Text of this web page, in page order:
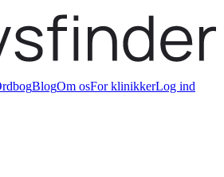
BlogOm osFor klinikkerLog ind